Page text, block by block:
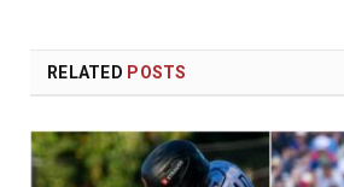
RELATED POSTS